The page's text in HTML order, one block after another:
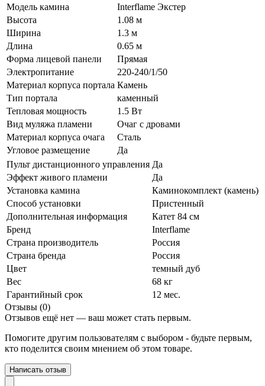
Модель камина
Interflame Экстер
Высота
1.08 м
Ширина
1.3 м
Длина
0.65 м
Форма лицевой панели
Прямая
Электропитание
220-240/1/50
Материал корпуса портала Камень
Тип портала
каменный
Тепловая мощность
1.5 Вт
Вид муляжа пламени
Очаг с дровами
Материал корпуса очага
Сталь
Угловое размещение
Да
Пульт дистанционного управления Да
Эффект живого пламени
Да
Установка камина
Каминокомплект (камень)
Способ установки
Пристенный
Дополнительная информация
Катет 84 см
Бренд
Interflame
Страна производитель
Россия
Страна бренда
Россия
Цвет
темный дуб
Вес
68 кг
Гарантийный срок
12 мес.
Отзывы (0)
Отзывов ещё нет — ваш может стать первым.
Помогите другим пользователям с выбором - будьте первым,
кто поделится своим мнением об этом товаре.
Написать отзыв